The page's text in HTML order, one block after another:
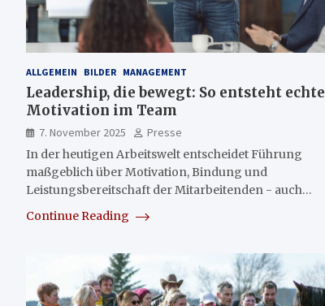
ALLGEMEIN BILDER MANAGEMENT
Leadership, die bewegt: So entsteht echte
Motivation im Team
7. November 2025
Presse
In der heutigen Arbeitswelt entscheidet Führung
maßgeblich über Motivation, Bindung und
Leistungsbereitschaft der Mitarbeitenden - auch…
Continue Reading